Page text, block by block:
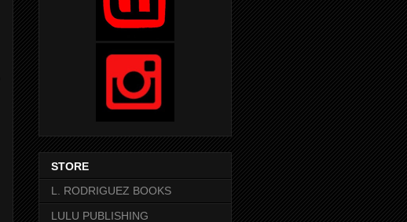
STORE
L. RODRIGUEZ BOOKS
LULU PUBLISHING